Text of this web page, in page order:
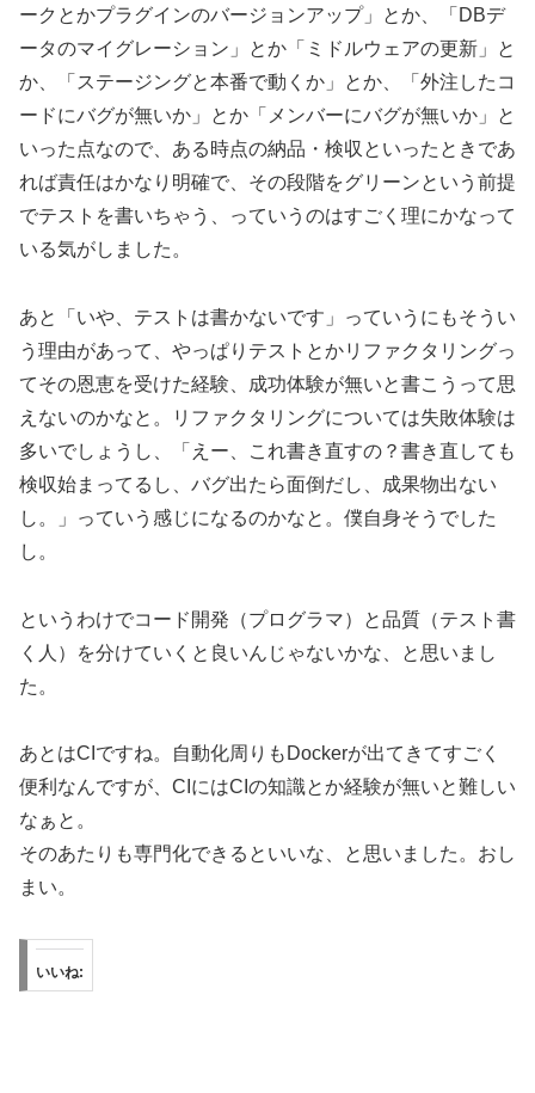
ークとかプラグインのバージョンアップ」とか、「DBデ
ータのマイグレーション」とか「ミドルウェアの更新」と
か、「ステージングと本番で動くか」とか、「外注したコ
ードにバグが無いか」とか「メンバーにバグが無いか」と
いった点なので、ある時点の納品・検収といったときであ
れば責任はかなり明確で、その段階をグリーンという前提
でテストを書いちゃう、っていうのはすごく理にかなって
いる気がしました。
あと「いや、テストは書かないです」っていうにもそうい
う理由があって、やっぱりテストとかリファクタリングっ
てその恩恵を受けた経験、成功体験が無いと書こうって思
えないのかなと。リファクタリングについては失敗体験は
多いでしょうし、「えー、これ書き直すの？書き直しても
検収始まってるし、バグ出たら面倒だし、成果物出ない
し。」っていう感じになるのかなと。僕自身そうでした
し。
というわけでコード開発（プログラマ）と品質（テスト書
く人）を分けていくと良いんじゃないかな、と思いまし
た。
あとはCIですね。自動化周りもDockerが出てきてすごく
便利なんですが、CIにはCIの知識とか経験が無いと難しい
なぁと。
そのあたりも専門化できるといいな、と思いました。おし
まい。
いいね: